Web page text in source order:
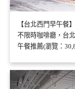
【台北西門早午餐
不限時咖啡廳，台
午餐推薦(瀏覽：